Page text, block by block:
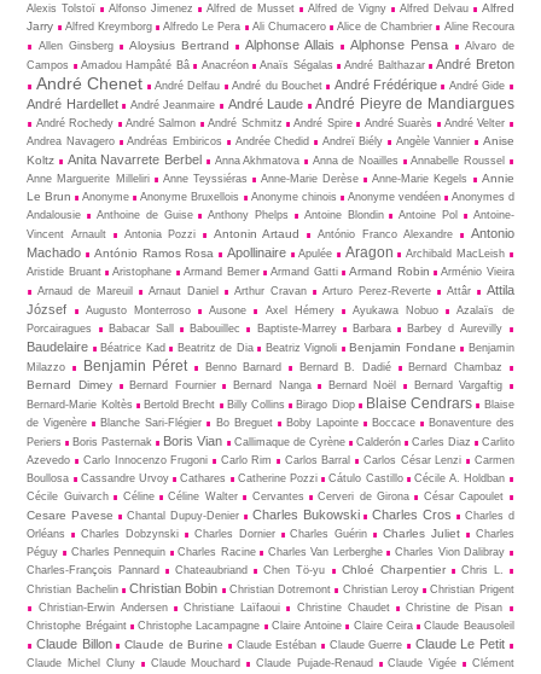
Alexis Tolstoï
Alfonso Jimenez Alfred de Musset Alfred de Vigny Alfred Delvau
Alfred
Jarry
Alfred Kreymborg Alfredo Le Pera Ali Chumacero Alice de Chambrier
Aline Recoura
Allen Ginsberg
Aloysius Bertrand Alphonse Allais Alphonse Pensa
Alvaro de
Campos
Amadou Hampâté Bâ Anacréon Anaïs Ségalas André Balthazar André Breton
André Chenet André Delfau André du Bouchet André Frédérique André Gide
André Hardellet André Jeanmaire André Laude André Pieyre de Mandiargues
André Rochedy André Salmon André Schmitz André Spire André Suarès
André Velter
Andrea Navagero
Andréas Embiricos Andrée Chedid Andreï Biély Angèle Vannier
Anise
Koltz
Anita Navarrete Berbel Anna Akhmatova Anna de Noailles
Annabelle Roussel
Anne Marguerite Milleliri
Anne Teyssiéras Anne-Marie Derèse Anne-Marie Kegels
Annie
Le Brun
Anonyme Anonyme Bruxellois Anonyme chinois Anonyme vendéen
Anonymes d
Andalousie
Anthoine de Guise Anthony Phelps Antoine Blondin Antoine Pol
Antoine-
Vincent Arnault
Antonia Pozzi Antonin Artaud António Franco Alexandre
Antonio
Machado
António Ramos Rosa Apollinaire Apulée Aragon
Archibald MacLeish
Aristide Bruant
Aristophane Armand Bemer Armand Gatti Armand Robin
Arménio Vieira
Arnaud de Mareuil
Arnaut Daniel Arthur Cravan Arturo Perez-Reverte Attâr
Attila
József
Augusto Monterroso Ausone Axel Hémery Ayukawa Nobuo
Azalaïs de
Porcairagues
Babacar Sall Babouillec Baptiste-Marrey Barbara Barbey d Aurevilly
Baudelaire Béatrice Kad Beatritz de Dia Beatriz Vignoli Benjamin Fondane
Benjamin
Milazzo
Benjamin Péret Benno Barnard Bernard B. Dadié Bernard Chambaz
Bernard Dimey Bernard Fournier Bernard Nanga Bernard Noël
Bernard Vargaftig
Bernard-Marie Koltès
Bertold Brecht Billy Collins Birago Diop Blaise Cendrars
Blaise
de Vigenère
Blanche Sari-Flégier Bo Breguet Boby Lapointe Boccace
Bonaventure des
Periers
Boris Pasternak Boris Vian Callimaque de Cyrène Cal­derón Carles Diaz
Carlito
Azevedo
Carlo Innocenzo Frugoni Carlo Rim Carlos Barral Carlos César Lenzi
Carmen
Boullosa
Cassandre Urvoy Cathares Catherine Pozzi Cátulo Castillo
Cécile A. Holdban
Cécile Guivarch
Céline Céline Walter Cervantes Cerveri de Girona César Capoulet
Cesare Pavese Chantal Dupuy-Denier Charles Bukowski Charles Cros
Charles d
Orléans
Charles Dobzynski Charles Dornier Charles Guérin Charles Juliet
Charles
Péguy
Charles Pennequin Charles Racine Charles Van Lerberghe
Charles Vion Dalibray
Charles-François Pannard
Chateaubriand Chen Tö-yu Chloé Charpentier
Chris L.
Christian Bachelin
Christian Bobin Christian Dotremont Christian Leroy
Christian Prigent
Christian-Erwin Andersen
Christiane Laïfaoui Christine Chaudet
Christine de Pisan
Christophe Brégaint
Christophe Lacampagne Claire Antoine Claire Ceira Claude Beausoleil
Claude Billon Claude de Burine Claude Estéban Claude Guerre Claude Le Petit
Claude Michel Cluny Claude Mouchard Claude Pujade-Renaud Claude Vigée
Clément